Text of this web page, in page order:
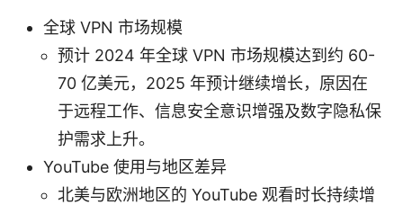
全球 VPN 市场规模
预计 2024 年全球 VPN 市场规模达到约 60-
70 亿美元，2025 年预计继续增长，原因在
于远程工作、信息安全意识增强及数字隐私保
护需求上升。
YouTube 使用与地区差异
北美与欧洲地区的 YouTube 观看时长持续增